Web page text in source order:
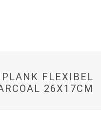
FLEXIBEL
26X17CM